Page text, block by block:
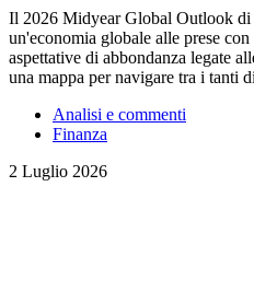
Il 2026 Midyear Global Outlook
un'economia globale alle prese
aspettative di abbondanza legate
una mappa per navigare tra i tanti
Analisi e commenti
Finanza
2 Luglio 2026